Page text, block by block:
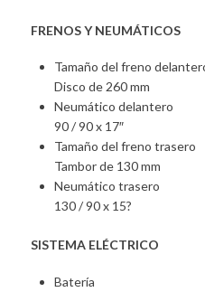
FRENOS Y NEUMÁTICOS
Tamaño del freno
Disco de 260 mm
Neumático delantero
90 / 90 x 17″
Tamaño del freno trasero
Tambor de 130 mm
Neumático trasero
130 / 90 x 15?
SISTEMA ELÉCTRICO
Batería